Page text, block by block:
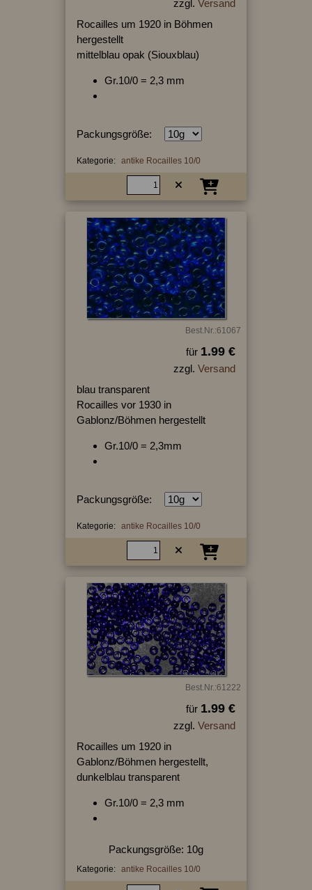
zzgl. Versand
Rocailles um 1920 in Böhmen
hergestellt
mittelblau opak (Siouxblau)
Gr.10/0 = 2,3 mm
Packungsgröße:
Kategorie: antike Rocailles 10/0
Best.Nr.:61067
für 1.99 €
zzgl. Versand
blau transparent
Rocailles vor 1930 in
Gablonz/Böhmen hergestellt
Gr.10/0 = 2,3mm
Packungsgröße:
Kategorie: antike Rocailles 10/0
Best.Nr.:61222
für 1.99 €
zzgl. Versand
Rocailles um 1920 in
Gablonz/Böhmen hergestellt,
dunkelblau transparent
Gr.10/0 = 2,3 mm
Packungsgröße: 10g
Kategorie: antike Rocailles 10/0